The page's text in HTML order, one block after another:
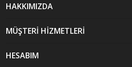
HAKKIMIZDA
MÜŞTERİ HİZMETLERİ
HESABIM